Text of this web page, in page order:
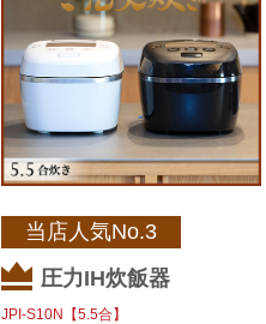
当店人気No.3
圧力IH炊飯器
JPI-S10N【5.5合】